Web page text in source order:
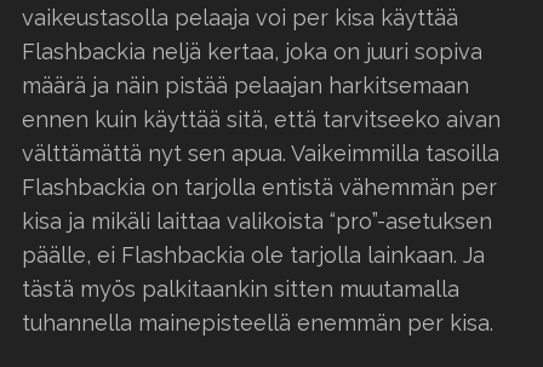
vaikeustasolla pelaaja voi per kisa käyttää
Flashbackia neljä kertaa, joka on juuri sopiva
määrä ja näin pistää pelaajan harkitsemaan
ennen kuin käyttää sitä, että tarvitseeko aivan
välttämättä nyt sen apua. Vaikeimmilla tasoilla
Flashbackia on tarjolla entistä vähemmän per
kisa ja mikäli laittaa valikoista “pro”-asetuksen
päälle, ei Flashbackia ole tarjolla lainkaan. Ja
tästä myös palkitaankin sitten muutamalla
tuhannella mainepisteellä enemmän per kisa.